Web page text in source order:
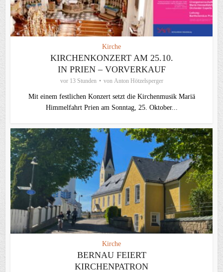
Kirche
KIRCHENKONZERT AM 25.10.
IN PRIEN – VORVERKAUF
vor 13 Stunden von Anton Hötzelsperger
Mit einem festlichen Konzert setzt die Kirchenmusik Mariä
Himmelfahrt Prien am Sonntag, 25. Oktober...
Kirche
BERNAU FEIERT
KIRCHENPATRON